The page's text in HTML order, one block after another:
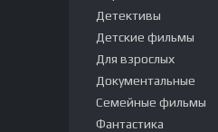
Детективы
Детские фильмы
Для взрослых
Документальные
Семейные фильмы
Фантастика